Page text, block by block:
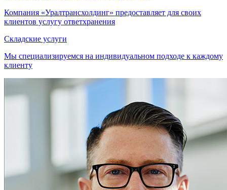
Компания «Уралтрансхолдинг» предоставляет для своих
клиентов услугу ответхранения
Складские услуги
Мы специализируемся на индивидуальном подходе к каждому
клиенту